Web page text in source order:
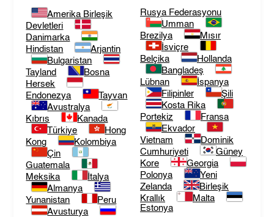
Amerika Birleşik
Devletleri
Danimarka
Hindistan
Arjantin
Bulgaristan
Tayland
Bosna
Hersek
Endonezya
Tayvan
Avustralya
Kıbrıs
Kanada
Türkiye
Hong
Kong
Kolombiya
Çin
Guatemala
Meksika
İtalya
Almanya
Yunanistan
Peru
Avusturya
Rusya Federasyonu
Umman
Brezilya
Mısır
İsviçre
Belçika
Hollanda
Bangladeş
Lübnan
İspanya
Filipinler
Şili
Kosta Rika
Portekiz
Fransa
Ekvador
Vietnam
Dominik
Cumhuriyeti
Güney
Kore
Georgia
Polonya
Yeni
Zelanda
Birleşik
Krallık
Malta
Estonya